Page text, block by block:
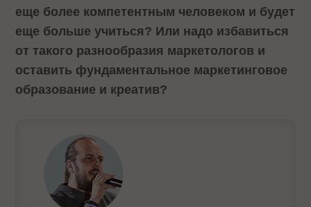
еще более компетентным человеком и будет
еще больше учиться? Или надо избавиться
от такого разнообразия маркетологов и
оставить фундаментальное маркетинговое
образование и креатив?